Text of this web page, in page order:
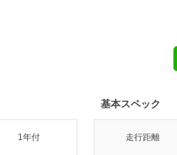
1年付
基本スペック
走行距離